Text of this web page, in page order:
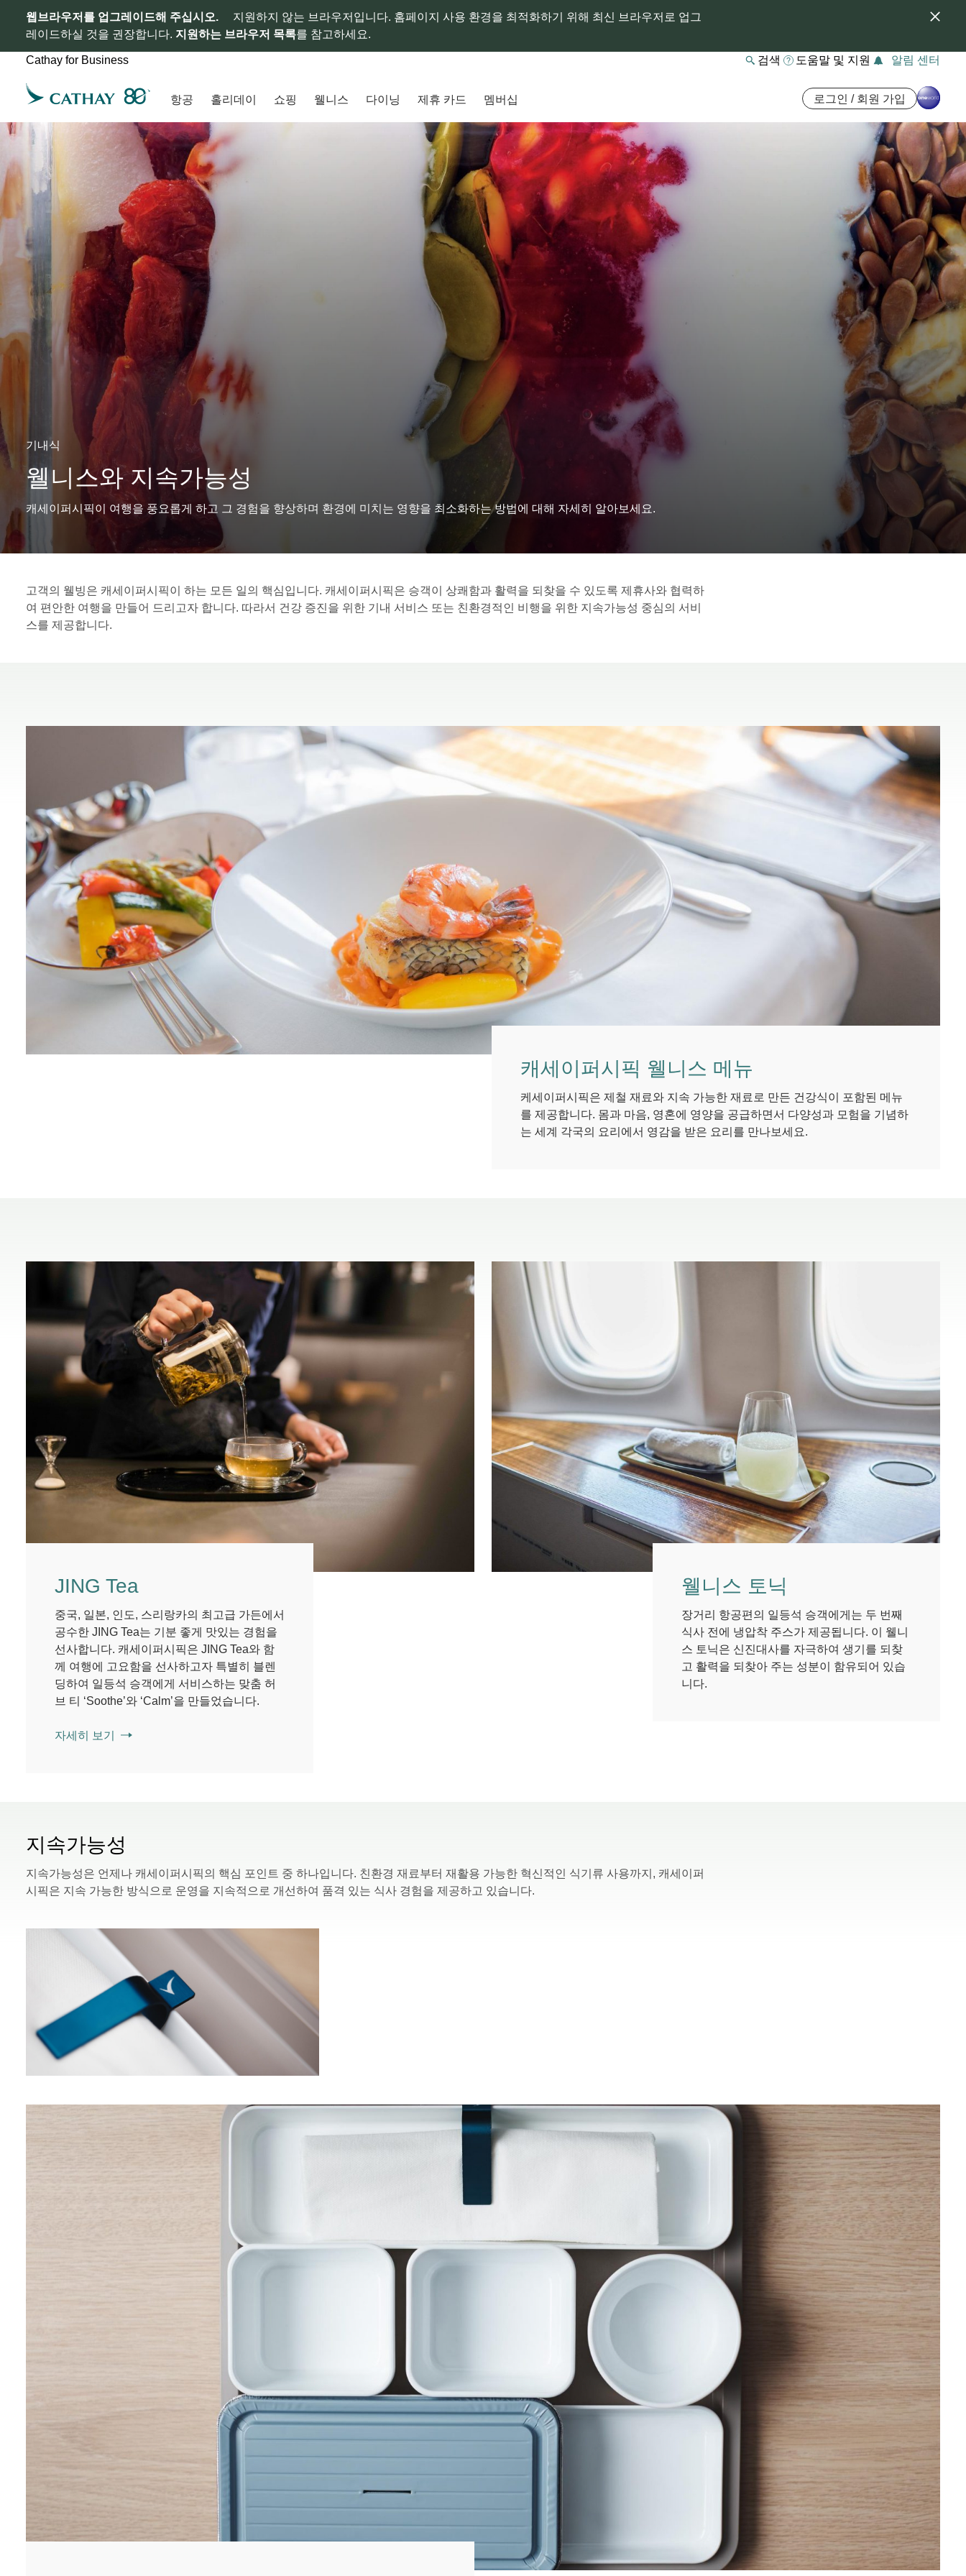
웹브라우저를 업그레이드해 주십시오.
지원하지 않는 브라우저입니다. 홈페이지 사용 환경을 최적화하기 위해 최신 브라우저로 업그
레이드하실 것을 권장합니다. 지원하는 브라우저 목록를 참고하세요.
Cathay for Business 검색 도움말 및 지원 알림 센터
항공 홀리데이 쇼핑 웰니스 다이닝 제휴 카드 멤버십 로그인 / 회원 가입
기내식
웰니스와 지속가능성
캐세이퍼시픽이 여행을 풍요롭게 하고 그 경험을 향상하며 환경에 미치는 영향을 최소화하는 방법에 대해 자세히 알아보세요.
고객의 웰빙은 캐세이퍼시픽이 하는 모든 일의 핵심입니다. 캐세이퍼시픽은 승객이 상쾌함과 활력을 되찾을 수 있도록 제휴사와 협력하
여 편안한 여행을 만들어 드리고자 합니다. 따라서 건강 증진을 위한 기내 서비스 또는 친환경적인 비행을 위한 지속가능성 중심의 서비
스를 제공합니다.
캐세이퍼시픽 웰니스 메뉴
케세이퍼시픽은 제철 재료와 지속 가능한 재료로 만든 건강식이 포함된 메뉴
를 제공합니다. 몸과 마음, 영혼에 영양을 공급하면서 다양성과 모험을 기념하
는 세계 각국의 요리에서 영감을 받은 요리를 만나보세요.
JING Tea
중국, 일본, 인도, 스리랑카의 최고급 가든에서
공수한 JING Tea는 기분 좋게 맛있는 경험을
선사합니다. 캐세이퍼시픽은 JING Tea와 함
께 여행에 고요함을 선사하고자 특별히 블렌
딩하여 일등석 승객에게 서비스하는 맞춤 허
브 티 ‘Soothe’와 ‘Calm’을 만들었습니다.
자세히 보기
웰니스 토닉
장거리 항공편의 일등석 승객에게는 두 번째
식사 전에 냉압착 주스가 제공됩니다. 이 웰니
스 토닉은 신진대사를 자극하여 생기를 되찾
고 활력을 되찾아 주는 성분이 함유되어 있습
니다.
지속가능성
지속가능성은 언제나 캐세이퍼시픽의 핵심 포인트 중 하나입니다. 친환경 재료부터 재활용 가능한 혁신적인 식기류 사용까지, 캐세이퍼
시픽은 지속 가능한 방식으로 운영을 지속적으로 개선하여 품격 있는 식사 경험을 제공하고 있습니다.